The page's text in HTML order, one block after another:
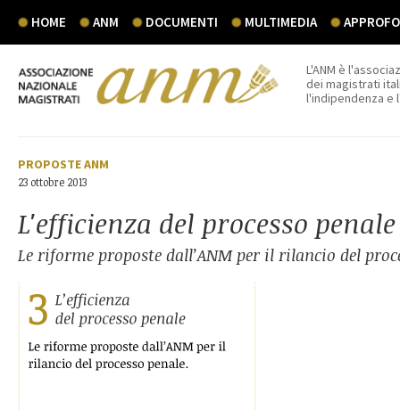
HOME ANM DOCUMENTI MULTIMEDIA
L'ANM è
dei magistrati
l'indipendenza e
PROPOSTE ANM
23 ottobre 2013
L'efficienza del processo penale
Le riforme proposte dall’ANM per il rilancio del